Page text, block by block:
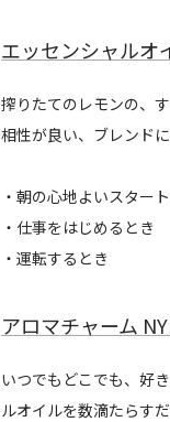
エッセンシャルオ
搾りたてのレモンの、
相性が良い、ブレンド
・朝の心地よいスター
・仕事をはじめるとき
・運転するとき
アロマチャーム
いつでもどこでも、好
ルオイルを数滴たらす